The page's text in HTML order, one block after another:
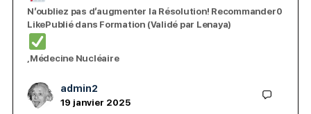
N’oubliez pas d’augmenter la Résolution! Recommander0
LikePublié dans Formation (Validé par Lenaya)
,Médecine Nucléaire
admin2
19 janvier 2025